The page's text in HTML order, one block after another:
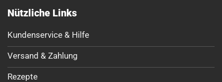
Nützliche Links
Kundenservice & Hilfe
Versand & Zahlung
Rezepte